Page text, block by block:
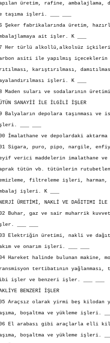
üretim, rafine, ambalajlama,
işleri. ___ ___
fabrikalarında üretim,
ait işler. K ___
türlü alkollü,alkolsüz
asiti ile yapılmış içeceklerin
karıştırılması,
işleri. K ___
suları ve sodalarının
SANAYİİ İLE İLGİLİ İŞLER
depolara taşınması ve
___ ___
ve depolardaki
puro, pipo, nargile, enfiye
verici maddelerin imalathane ve
tütün vb. tütünlerin
filtreleme işleri, harman,
işleri. K ___
ÜRETİMİ, NAKLİ VE DAĞITIMI İLE
Buhar, gaz ve sair muharrik
___ ___
Elektriğin üretimi, nakli ve
ve onarım işleri. ___ ___
halinde bulunan makine,
tertibatının yağlanması,
ve benzeri işler. ___ ___
BENZERİ İŞLER
olarak yirmi beş kilodan
boşaltma ve yükleme işleri.
El arabası gibi araçlarla elli
boşaltma ve yükleme işleri.